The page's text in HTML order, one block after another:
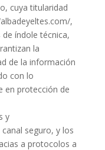
cuya titularidad
,
índole técnica,
la
de la información
con lo
en protección de
y
seguro, y los
a protocolos a